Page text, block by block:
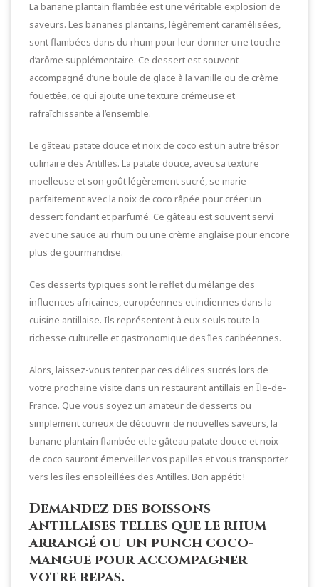
La banane plantain flambée est une véritable explosion de
saveurs. Les bananes plantains, légèrement caramélisées,
sont flambées dans du rhum pour leur donner une touche
d’arôme supplémentaire. Ce dessert est souvent
accompagné d’une boule de glace à la vanille ou de crème
fouettée, ce qui ajoute une texture crémeuse et
rafraîchissante à l’ensemble.
Le gâteau patate douce et noix de coco est un autre trésor
culinaire des Antilles. La patate douce, avec sa texture
moelleuse et son goût légèrement sucré, se marie
parfaitement avec la noix de coco râpée pour créer un
dessert fondant et parfumé. Ce gâteau est souvent servi
avec une sauce au rhum ou une crème anglaise pour encore
plus de gourmandise.
Ces desserts typiques sont le reflet du mélange des
influences africaines, européennes et indiennes dans la
cuisine antillaise. Ils représentent à eux seuls toute la
richesse culturelle et gastronomique des îles caribéennes.
Alors, laissez-vous tenter par ces délices sucrés lors de
votre prochaine visite dans un restaurant antillais en Île-de-
France. Que vous soyez un amateur de desserts ou
simplement curieux de découvrir de nouvelles saveurs, la
banane plantain flambée et le gâteau patate douce et noix
de coco sauront émerveiller vos papilles et vous transporter
vers les îles ensoleillées des Antilles. Bon appétit !
Demandez des boissons
antillaises telles que le rhum
arrangé ou un punch coco-
mangue pour accompagner
votre repas.